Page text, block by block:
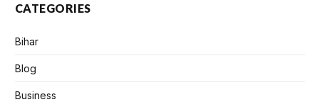
CATEGORIES
Bihar
Blog
Business